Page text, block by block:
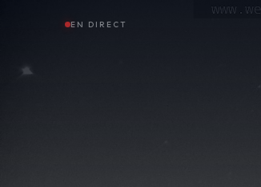
EN DIRECT